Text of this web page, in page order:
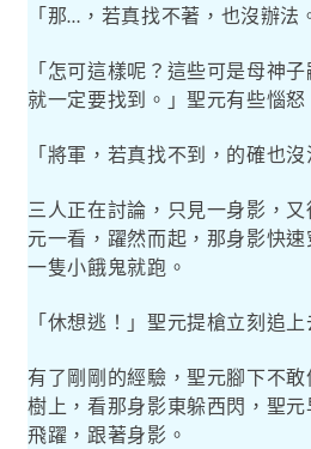
「那… ，若真找不著，也沒辦法
「怎可這樣呢？這些可是母神
就一定要找到。」聖元有些惱怒
「將軍，若真找不到，的確也
三人正在討論，只見一身影，
元一看，躍然而起，那身影快
一隻小餓鬼就跑。
「休想逃！」聖元提槍立刻追上
有了剛剛的經驗，聖元腳下不
樹上，看那身影東躲西閃，聖
飛躍，跟著身影。